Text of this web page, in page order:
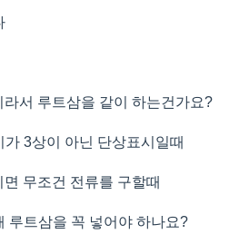
서 루트삼을 같이 하는건가요?
3상이 아닌 단상표시일때
무조건 전류를 구할때
루트삼을 꼭 넣어야 하나요?